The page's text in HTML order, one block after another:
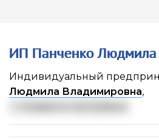
ИП Панченко
Индивидуальный
Людмила Владимировна,